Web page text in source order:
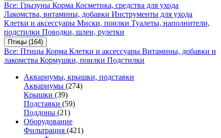
Все: Грызуны Корма Косметика, средства для ухода
Лакомства, витамины, добавки Инструменты для ухода
Клетки и аксессуары Миски, поилки Туалеты, наполнители,
подстилки Поводки, шлеи, рулетки
Птицы (164)
Все: Птицы Корма Клетки и аксессуары Витамины, добавки и
лакомства Кормушки, поилки Подстилки
Аквариумы, крышки, подставки
Аквариумы (274)
Крышки (39)
Подставки (59)
Поддоны (21)
Оборудование
Фильтрация (421)